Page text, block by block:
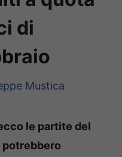
di
Mustica
le partite del
potrebbero